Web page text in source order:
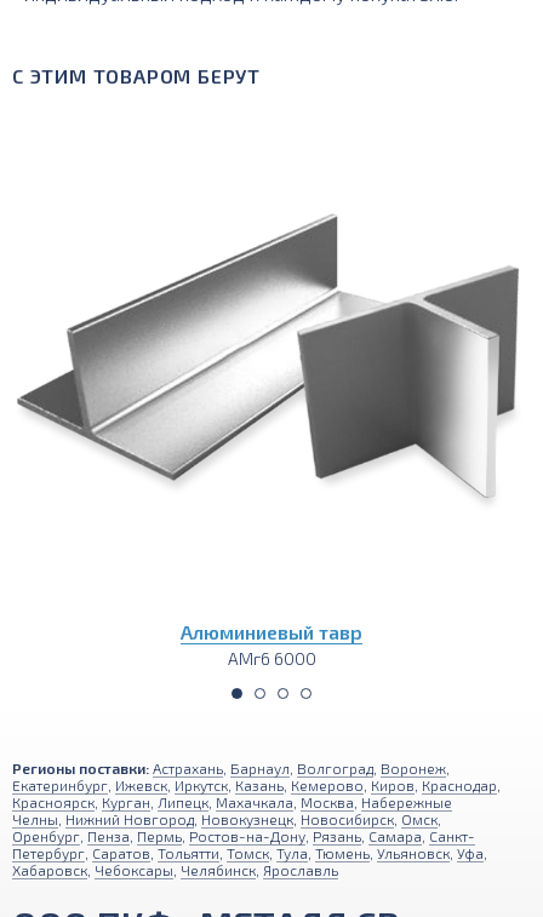
С ЭТИМ ТОВАРОМ БЕРУТ
Алюминиевая плита
АМг6 1200х3000
Регионы поставки: Астрахань Барнаул Волгоград Воронеж
Екатеринбург Ижевск Иркутск Казань Кемерово Киров Краснодар
Красноярск Курган Липецк Махачкала Москва Набережные
Челны Нижний Новгород Новокузнецк Новосибирск Омск
Оренбург Пенза Пермь Ростов-на-Дону Рязань Самара Санкт-
Петербург Саратов Тольятти Томск Тула Тюмень Ульяновск Уфа
Хабаровск Чебоксары Челябинск Ярославль